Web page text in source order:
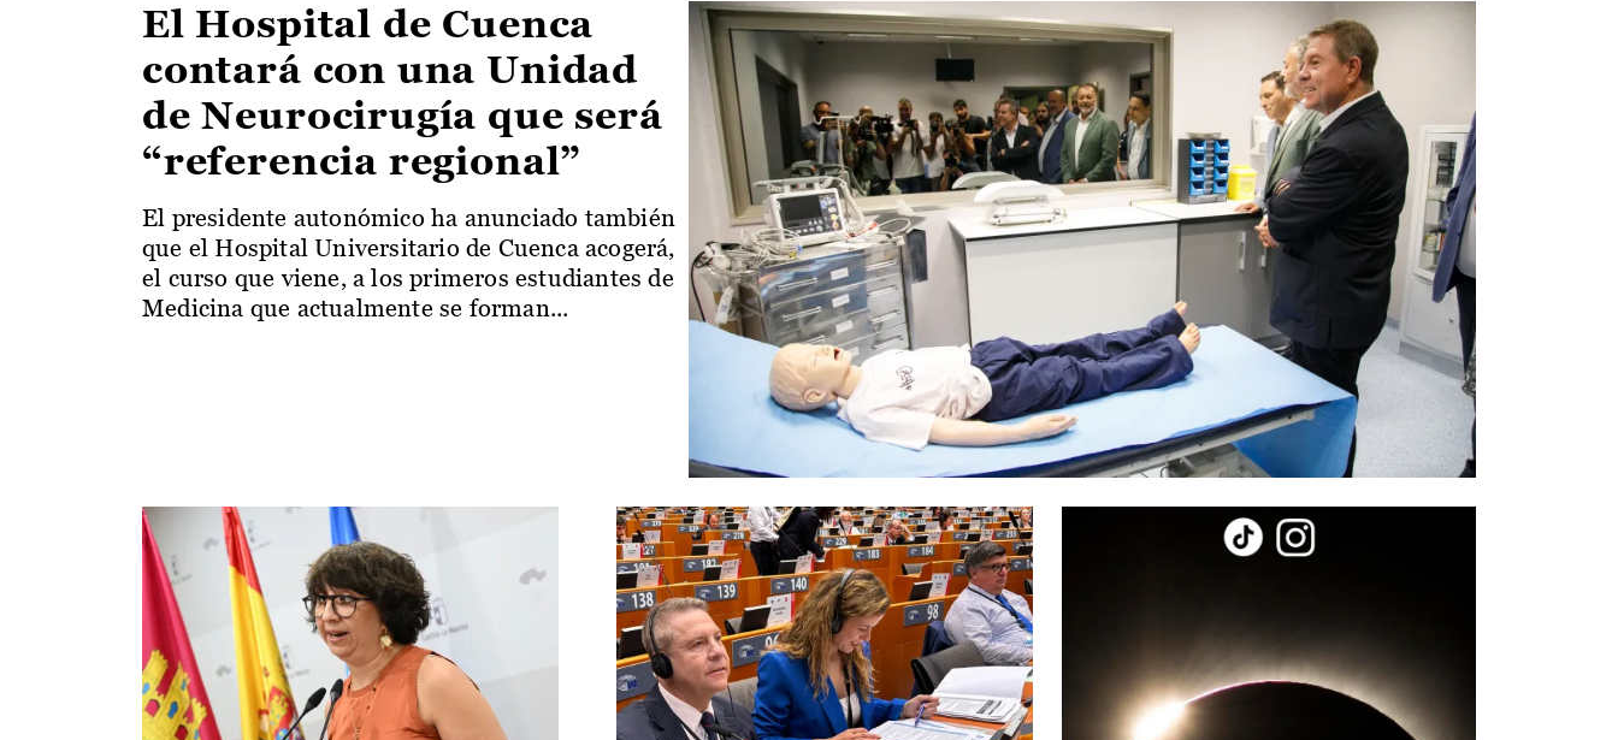
El Hospital de Cuenca
contará con una Unidad
de Neurocirugía que será
“referencia regional”
El presidente autonómico ha anunciado también
que el Hospital Universitario de Cuenca acogerá,
el curso que viene, a los primeros estudiantes de
Medicina que actualmente se forman...